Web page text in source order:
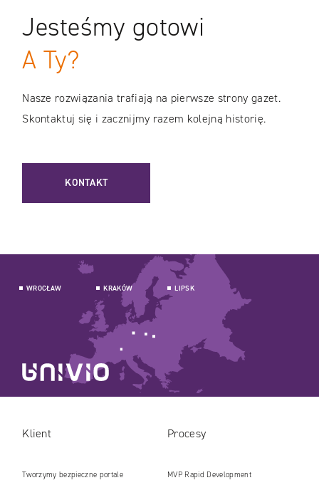
Jesteśmy gotowi
A Ty?
Nasze rozwiązania trafiają na pierwsze strony gazet.
Skontaktuj się i zacznijmy razem kolejną historię.
KONTAKT
WROCŁAW KRAKÓW LIPSK
Klient
Tworzymy bezpieczne portale
Procesy
MVP Rapid Development